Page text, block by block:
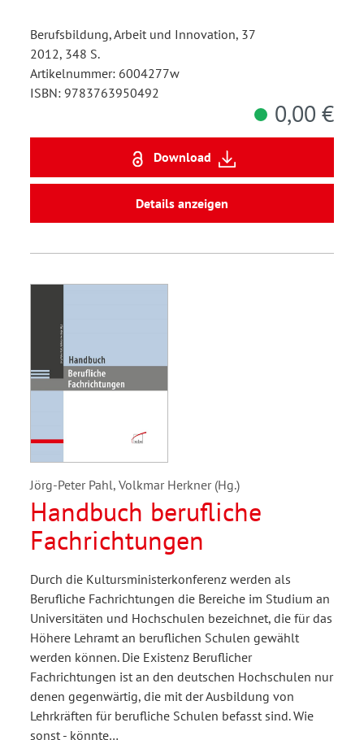
Berufsbildung, Arbeit und Innovation, 37
2012, 348 S.
Artikelnummer: 6004277w
ISBN: 9783763950492
0,00 €
Download
Details anzeigen
Jörg-Peter Pahl, Volkmar Herkner (Hg.)
Handbuch berufliche
Fachrichtungen
Durch die Kultursministerkonferenz werden als
Berufliche Fachrichtungen die Bereiche im Studium an
Universitäten und Hochschulen bezeichnet, die für das
Höhere Lehramt an beruflichen Schulen gewählt
werden können. Die Existenz Beruflicher
Fachrichtungen ist an den deutschen Hochschulen nur
denen gegenwärtig, die mit der Ausbildung von
Lehrkräften für berufliche Schulen befasst sind. Wie
sonst - könnte…